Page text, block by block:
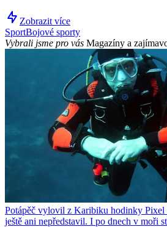
Zobrazit více
SportBojové sporty
Vybrali jsme pro vás Magazíny a
Potápěč vylovil z Karibiku hodinky Pixel
ještě ani nepředstavil. I po dnech v moři